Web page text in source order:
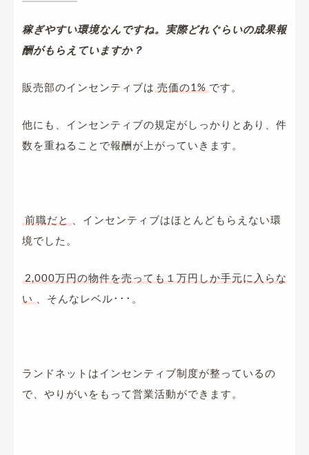
稼ぎやすい環境なんですね。実際どれぐらいの成果報
酬がもらえていますか？
販売部のインセンティブは 売価の1% です。
他にも、インセンティブの規定がしっかりとあり、件
数を重ねることで報酬が上がっていきます。
前職だと
、インセンティブはほとんどもらえない環
境でした。
2,000万円の物件を売っても１万円しか手元に入らな
い
、そんなレベル･･･。
ランドネットはインセンティブ制度が整っているの
で、やりがいをもって営業活動ができます。